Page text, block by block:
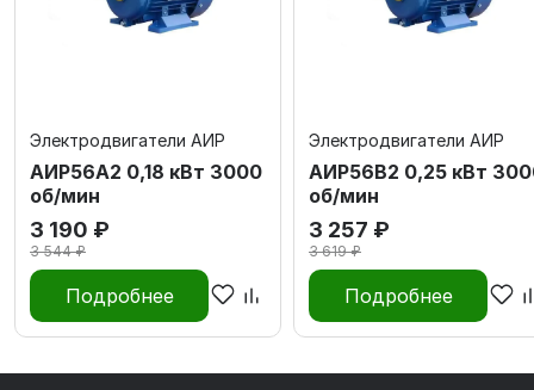
Электродвигатели АИР
АИР56А2 0,18 кВт 3000
об/мин
3 190 ₽
3 544 ₽
Подробнее
Электродвигатели АИР
АИР56В2 0,25 кВт
об/мин
3 257 ₽
3 619 ₽
Подробнее